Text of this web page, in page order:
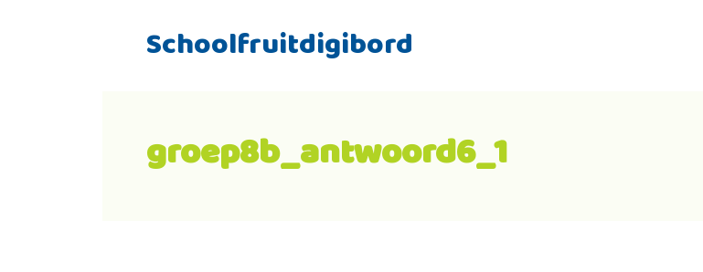
Schoolfruitdigibord
groep8b_antwoord6_1